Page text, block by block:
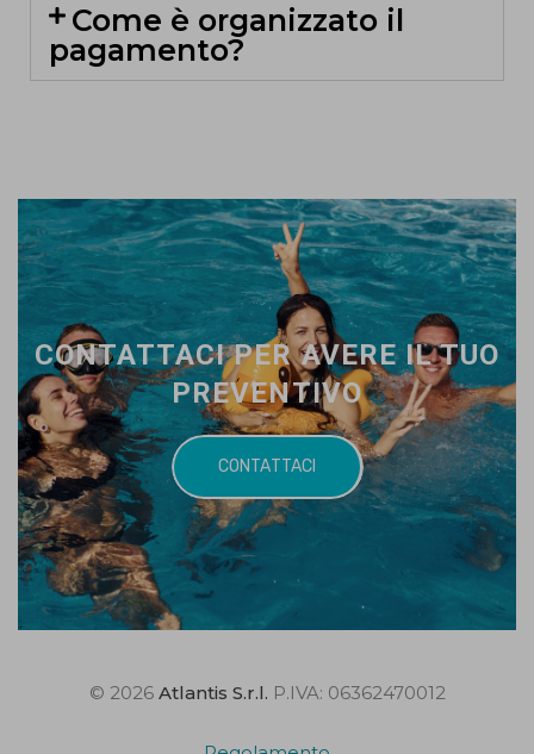
Come è organizzato il
pagamento?
CONTATTACI PER AVERE IL TUO
PREVENTIVO
CONTATTACI
© 2026 Atlantis S.r.l. P.IVA: 06362470012